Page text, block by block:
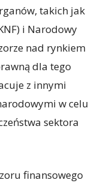
takich jak
i Narodowy
nad rynkiem
dla tego
z innymi
w celu
sektora
finansowego